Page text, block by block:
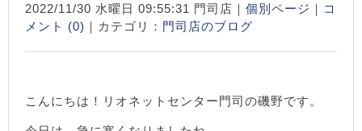
2022/11/30 水曜日 09:55:31 門司店｜ 個別ページ ｜ コ
メント (0) ｜カテゴリ： 門司店のブログ
こんにちは！リオネットセンター門司の磯野です。